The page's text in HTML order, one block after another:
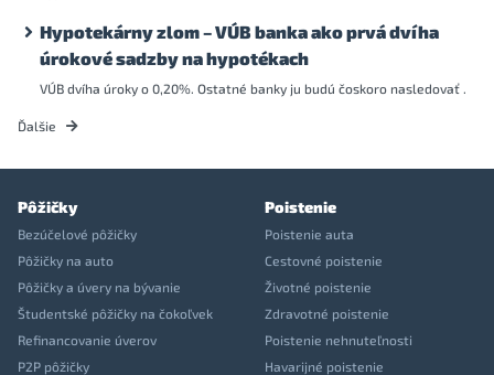
Hypotekárny zlom – VÚB banka ako prvá dvíha
úrokové sadzby na hypotékach
VÚB dvíha úroky o 0,20%. Ostatné banky ju budú čoskoro nasledovať .
Ďalšie
Pôžičky
Bezúčelové pôžičky
Pôžičky na auto
Pôžičky a úvery na bývanie
Študentské pôžičky na čokoľvek
Refinancovanie úverov
P2P pôžičky
Poistenie
Poistenie auta
Cestovné poistenie
Životné poistenie
Zdravotné poistenie
Poistenie nehnuteľnosti
Havarijné poistenie